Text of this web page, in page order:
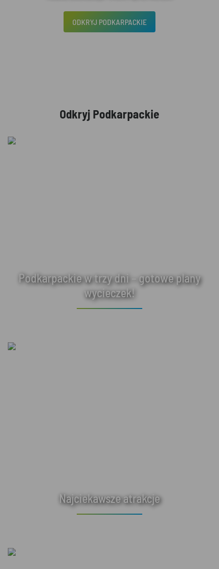
ODKRYJ PODKARPACKIE
Odkryj Podkarpackie
Podkarpackie w trzy dni – gotowe plany
wycieczek!
Najciekawsze atrakcje